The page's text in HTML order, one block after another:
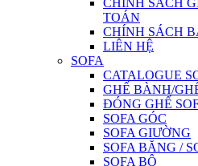
CHÍNH SÁCH
TOÁN
CHÍNH SÁCH
LIÊN HỆ
SOFA
CATALOGUE
GHẾ BÀNH/
ĐÓNG GHẾ
SOFA GÓC
SOFA GIƯỜNG
SOFA BĂNG /
SOFA BỘ